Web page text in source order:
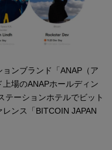
ンブランド「ANAP（ア
場のANAPホールディン
テーションホテルでビット
ンス「BITCOIN JAPAN